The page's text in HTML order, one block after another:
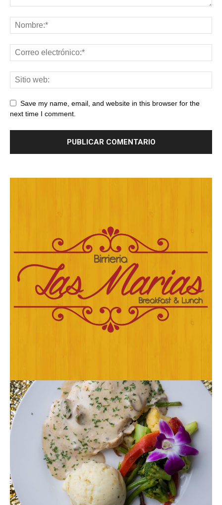
Save my name, email, and website in this browser for the
next time I comment.